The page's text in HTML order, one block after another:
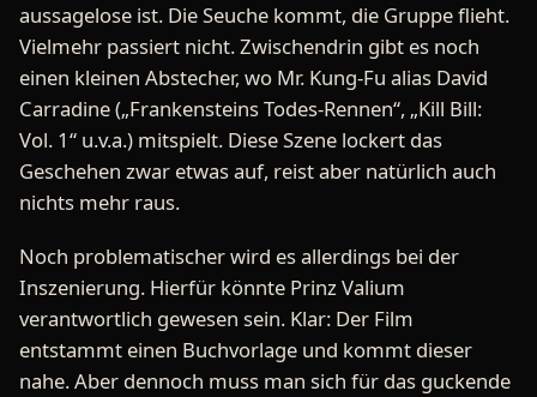
aussagelose ist. Die Seuche kommt, die Gruppe flieht.
Vielmehr passiert nicht. Zwischendrin gibt es noch
einen kleinen Abstecher, wo Mr. Kung-Fu alias David
Carradine („Frankensteins Todes-Rennen“, „Kill Bill:
Vol. 1“ u.v.a.) mitspielt. Diese Szene lockert das
Geschehen zwar etwas auf, reist aber natürlich auch
nichts mehr raus.
Noch problematischer wird es allerdings bei der
Inszenierung. Hierfür könnte Prinz Valium
verantwortlich gewesen sein. Klar: Der Film
entstammt einen Buchvorlage und kommt dieser
nahe. Aber dennoch muss man sich für das guckende